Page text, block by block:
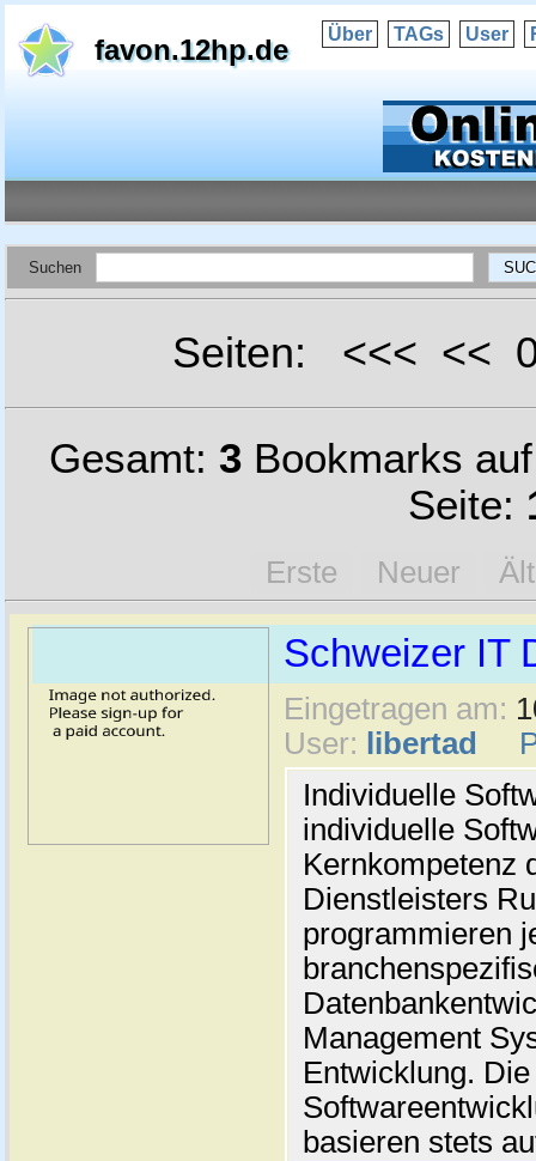
favon.12hp.de Über TAGs User
Suchen
Seiten: <<< <<
Gesamt: 3Bookmarks
Seite:
Erste Neuer
Schweizer IT
Eingetragen am:
User:
libertad
Individuelle
individuelle
Kernkompetenz
Dienstleisters
programmieren
Management
Entwicklung.
basieren stets